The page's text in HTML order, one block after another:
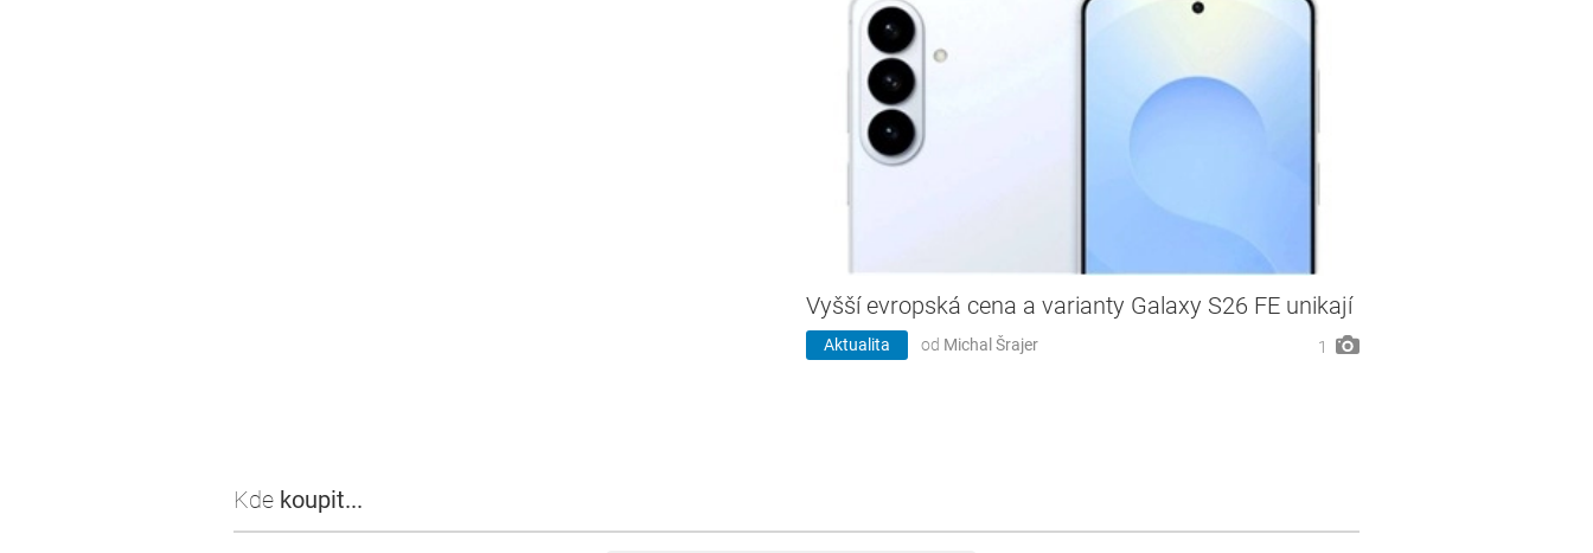
Vyšší evropská cena a varianty Galaxy S26 FE unikají
Aktualita od Michal Šrajer 1
Kde koupit...